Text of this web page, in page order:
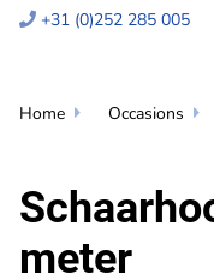
 +31 (0)252 285 005
Home  Occasions 
meter